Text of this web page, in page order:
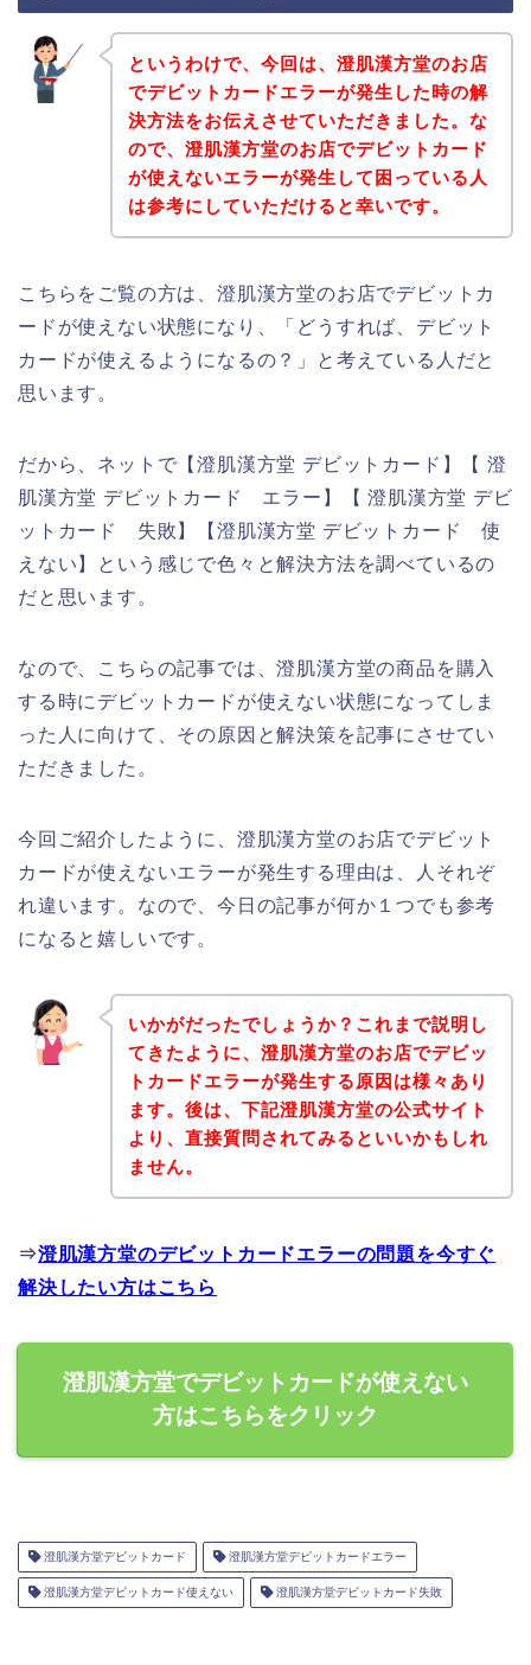
というわけで、今回は、澄肌漢方堂のお店
でデビットカードエラーが発生した時の解
決方法をお伝えさせていただきました。な
ので、澄肌漢方堂のお店でデビットカード
が使えないエラーが発生して困っている人
は参考にしていただけると幸いです。
こちらをご覧の方は、澄肌漢方堂のお店でデビットカ
ードが使えない状態になり、「どうすれば、デビット
カードが使えるようになるの？」と考えている人だと
思います。
だから、ネットで【澄肌漢方堂 デビットカード】【 澄
肌漢方堂 デビットカード エラー】【 澄肌漢方堂 デビ
ットカード 失敗】【澄肌漢方堂 デビットカード 使
えない】という感じで色々と解決方法を調べているの
だと思います。
なので、こちらの記事では、澄肌漢方堂の商品を購入
する時にデビットカードが使えない状態になってしま
った人に向けて、その原因と解決策を記事にさせてい
ただきました。
今回ご紹介したように、澄肌漢方堂のお店でデビット
カードが使えないエラーが発生する理由は、人それぞ
れ違います。なので、今日の記事が何か１つでも参考
になると嬉しいです。
いかがだったでしょうか？これまで説明し
てきたように、澄肌漢方堂のお店でデビッ
トカードエラーが発生する原因は様々あり
ます。後は、下記澄肌漢方堂の公式サイト
より、直接質問されてみるといいかもしれ
ません。
⇒澄肌漢方堂のデビットカードエラーの問題を今すぐ
解決したい方はこちら
澄肌漢方堂でデビットカードが使えない
方はこちらをクリック
澄肌漢方堂デビットカード 澄肌漢方堂デビットカードエラー
澄肌漢方堂デビットカード使えない 澄肌漢方堂デビットカード失敗